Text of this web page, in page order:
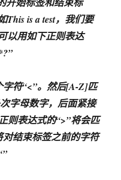
This is a test，我们要
以用如下正则表达
”
字符“<”。然后[A-Z]匹
字母数字，后面紧接
则表达式的“>”将会匹
结束标签之前的字符
”